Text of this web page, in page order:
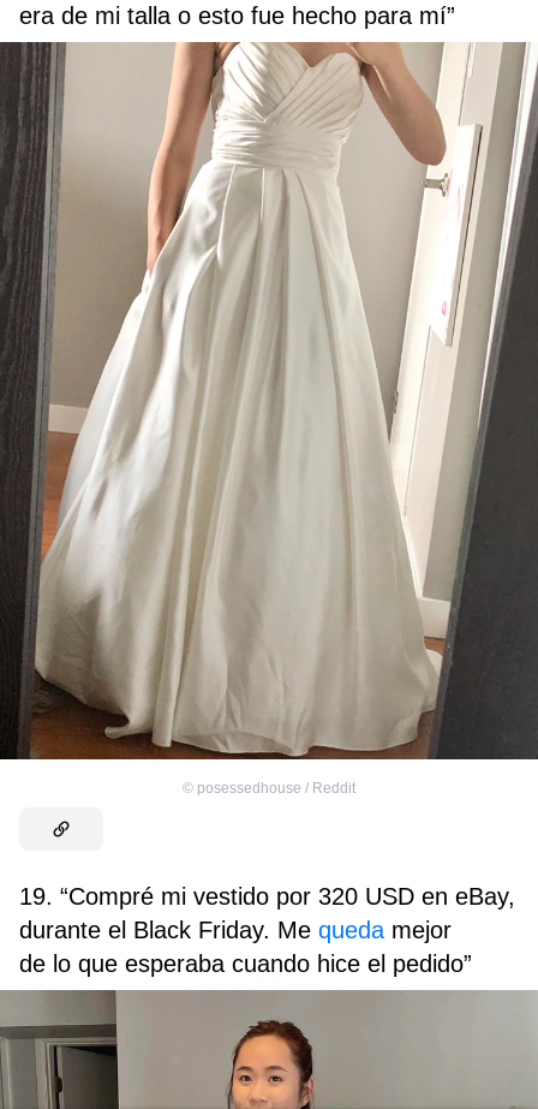
era de mi talla o esto fue hecho para mí”
© posessedhouse / Reddit
19. “Compré mi vestido por 320 USD en eBay,
durante el Black Friday. Me queda mejor
de lo que esperaba cuando hice el pedido”